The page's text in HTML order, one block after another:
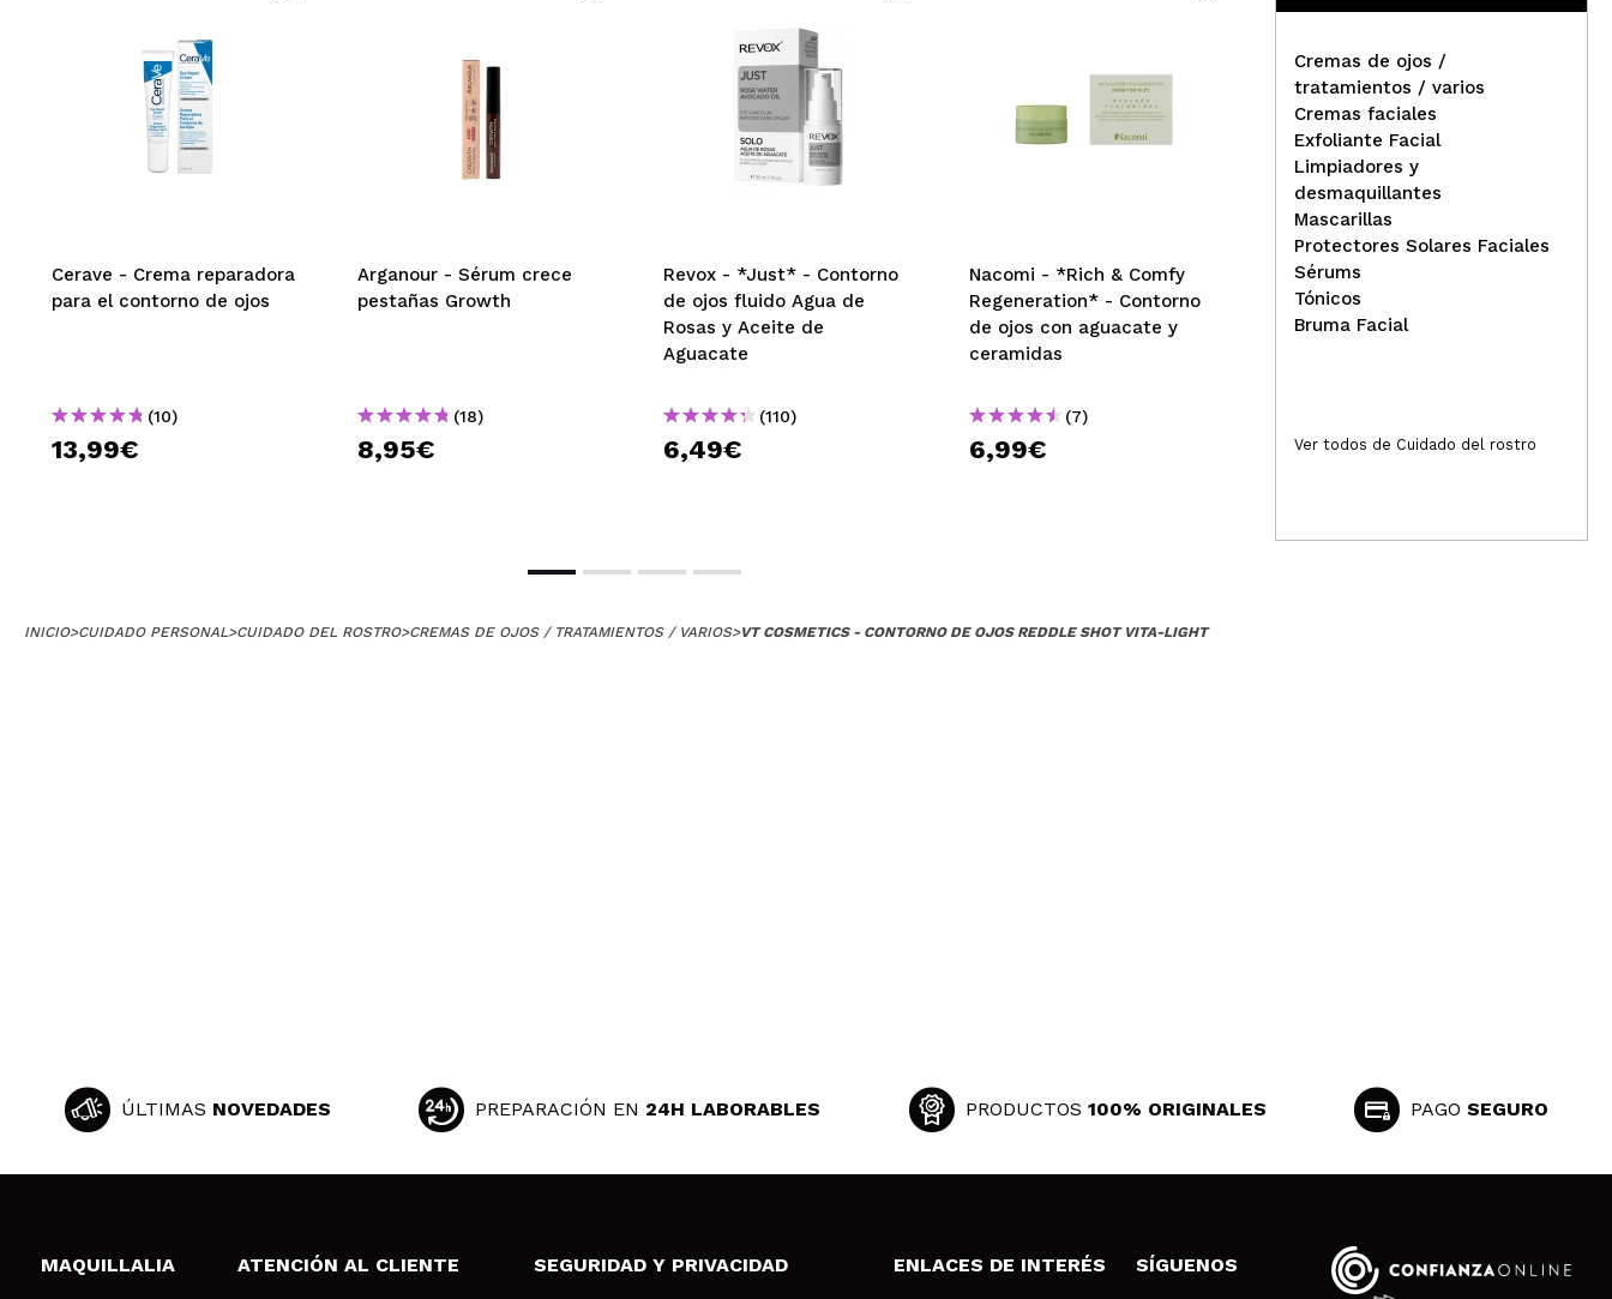
Cerave - Crema reparadora
para el contorno de ojos
(10)
13,99€
Arganour - Sérum crece
pestañas Growth
(18)
8,95€
Revox - *Just* - Contorno
de ojos fluido Agua de
Rosas y Aceite de
Aguacate
(110)
6,49€
Nacomi - *Rich & Comfy
Regeneration* - Contorno
de ojos con aguacate y
ceramidas
(7)
6,99€
Revolution Pro - Contorno
de ojos Miracle Cream
8,99€
Cremas de ojos /
tratamientos / varios
Cremas faciales
Exfoliante Facial
Limpiadores y
desmaquillantes
Mascarillas
Protectores Solares Faciales
Sérums
Tónicos
Bruma Facial
Ver todos de Cuidado del rostro
INICIO>CUIDADO PERSONAL >CUIDADO DEL ROSTRO>CREMAS DE OJOS / TRATAMIENTOS / VARIOS>VT COSMETICS - CONTORNO DE OJOS REDDLE SHOT VITA-LIGHT
ÚLTIMAS NOVEDADES PREPARACIÓN EN 24H LABORABLES PRODUCTOS 100% ORIGINALES PAGO SEGURO
MAQUILLALIA ATENCIÓN AL CLIENTE SEGURIDAD Y PRIVACIDAD ENLACES DE INTERÉS SÍGUENOS